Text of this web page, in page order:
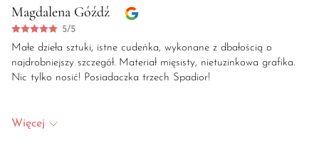
Magdalena Góźdź
5/5
Małe dzieła sztuki, istne cudeńka, wykonane z dbałością o
najdrobniejszy szczegół. Materiał mięsisty, nietuzinkowa grafika.
Nic tylko nosić! Posiadaczka trzech Spadior!
Więcej